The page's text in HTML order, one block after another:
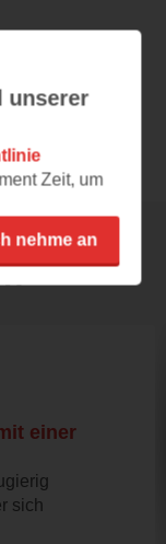
einer
sich
unserer
Zeit, um
nehme an